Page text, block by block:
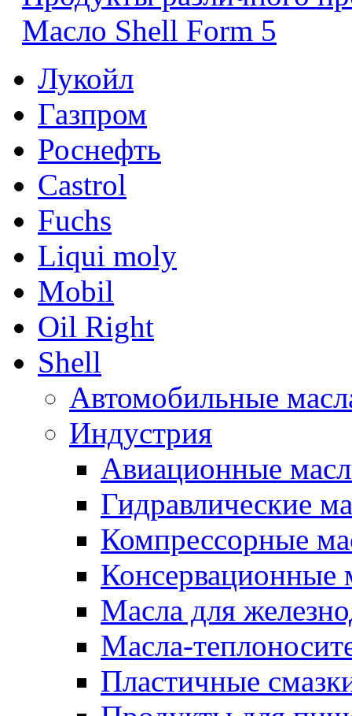
Масло Shell Form 5
Лукойл
Газпром
Роснефть
Castrol
Fuchs
Liqui moly
Mobil
Oil Right
Shell
Автомобильные
Индустрия
Авиационные
Гидравлические
Компрессорные
Консервационные
Масла для
Масла-
Пластичные